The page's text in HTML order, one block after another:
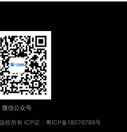
微信公众号
权所有 ICP证：粤ICP备18076789号